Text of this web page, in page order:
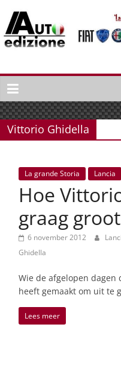
naar
inhoud
Auto
Edizione
La
Gazetta
dell'Automobile
Italiaans
autonieuws
lifestyle
Vittorio Ghidella
La grande Storia Lancia
Hoe
graag
6 november 2012
Ghidella
Wie de afgelopen dagen
heeft gemaakt om uit te
Lees meer